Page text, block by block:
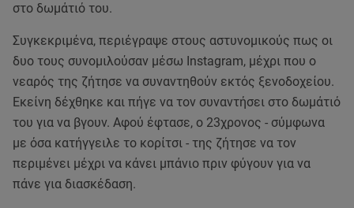
στο δωμάτιό του.
Συγκεκριμένα, περιέγραψε στους αστυνομικούς πως οι
δυο τους συνομιλούσαν μέσω Instagram, μέχρι που ο
νεαρός της ζήτησε να συναντηθούν εκτός ξενοδοχείου.
Εκείνη δέχθηκε και πήγε να τον συναντήσει στο δωμάτιό
του για να βγουν. Αφού έφτασε, ο 23χρονος - σύμφωνα
με όσα κατήγγειλε το κορίτσι - της ζήτησε να τον
περιμένει μέχρι να κάνει μπάνιο πριν φύγουν για να
πάνε για διασκέδαση.